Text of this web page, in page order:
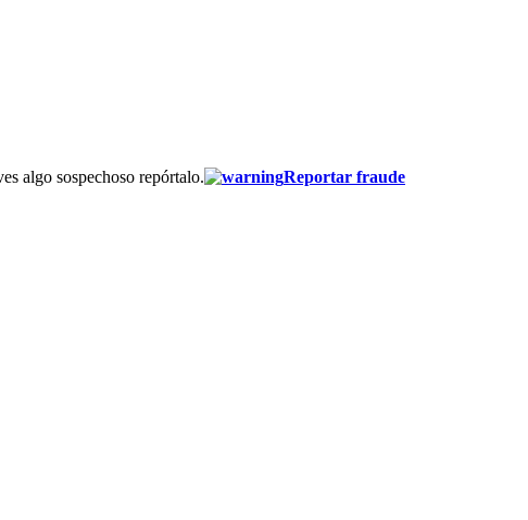
algo sospechoso repórtalo. Reportar fraude